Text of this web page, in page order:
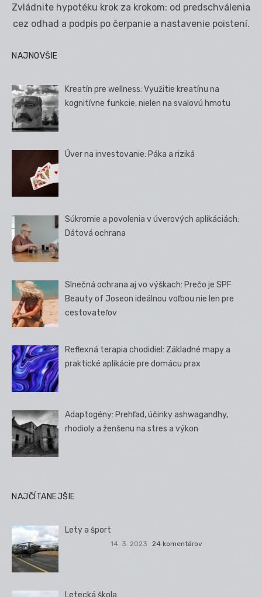
Zvládnite hypotéku krok za krokom: od predschválenia
cez odhad a podpis po čerpanie a nastavenie poistení.
NAJNOVŠIE
Kreatín pre wellness: Využitie kreatínu na
kognitívne funkcie, nielen na svalovú hmotu
Úver na investovanie: Páka a riziká
Súkromie a povolenia v úverových aplikáciách:
Dátová ochrana
Slnečná ochrana aj vo výškach: Prečo je SPF
Beauty of Joseon ideálnou voľbou nie len pre
cestovateľov
Reflexná terapia chodidiel: Základné mapy a
praktické aplikácie pre domácu prax
Adaptogény: Prehľad, účinky ashwagandhy,
rhodioly a ženšenu na stres a výkon
NAJČÍTANEJŠIE
Lety a šport
14. 3. 2023 24 komentárov